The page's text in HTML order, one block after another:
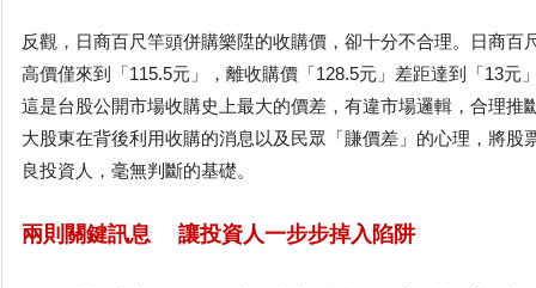
反觀，日商百尺竿頭併購樂陞的收購價，卻十分不合理。日商百
高價僅來到「115.5元」，離收購價「128.5元」差距達到「13元
這是台股公開市場收購史上最大的價差，有違市場邏輯，合理推
大股東在背後利用收購的消息以及民眾「賺價差」的心理，將股
良投資人，毫無判斷的基礎。
兩則關鍵訊息 讓投資人一步步掉入陷阱